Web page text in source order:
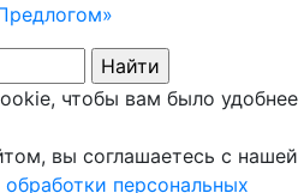
чтобы вам было удобнее
вы соглашаетесь с нашей
персональных